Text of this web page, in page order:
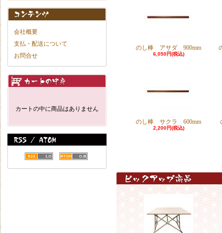
会社概要
支払・配送について
お問合せ
カートの中に商品はありません
のし棒 アサダ 900mm
6,050円(税込)
のし棒 サクラ 600mm
2,200円(税込)